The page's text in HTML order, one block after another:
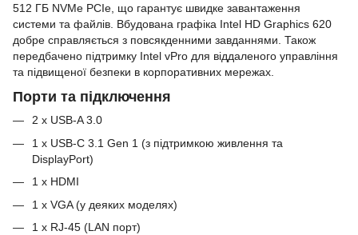
512 ГБ NVMe PCIe, що гарантує швидке завантаження
системи та файлів. Вбудована графіка Intel HD Graphics 620
добре справляється з повсякденними завданнями. Також
передбачено підтримку Intel vPro для віддаленого управління
та підвищеної безпеки в корпоративних мережах.
Порти та підключення
2 x USB-A 3.0
1 x USB-C 3.1 Gen 1 (з підтримкою живлення та
DisplayPort)
1 x HDMI
1 x VGA (у деяких моделях)
1 x RJ-45 (LAN порт)